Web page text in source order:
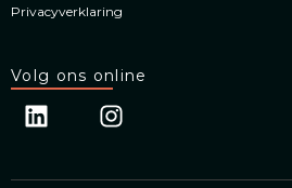
Privacyverklaring
Volg ons online
L
i
k
I
n
t